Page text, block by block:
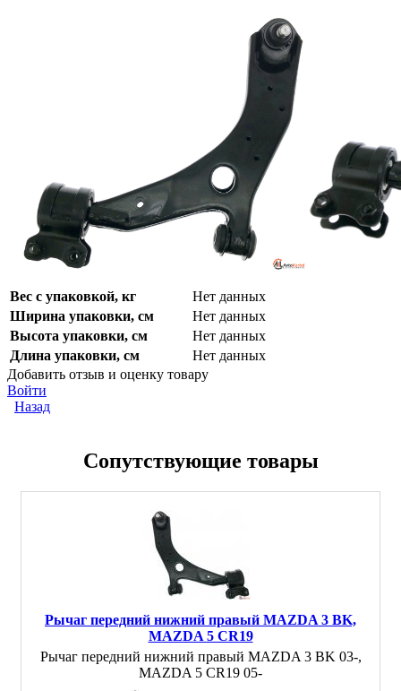
Вес с упаковкой, кг
Нет данных
Ширина упаковки, см
Нет данных
Высота упаковки, см
Нет данных
Длина упаковки, см
Нет данных
Добавить отзыв и оценку товару
Войти
Назад
Сопутствующие товары
Рычаг передний нижний правый MAZDA 3 BK,
MAZDA 5 CR19
Рычаг передний нижний правый MAZDA 3 BK 03-,
MAZDA 5 CR19 05-